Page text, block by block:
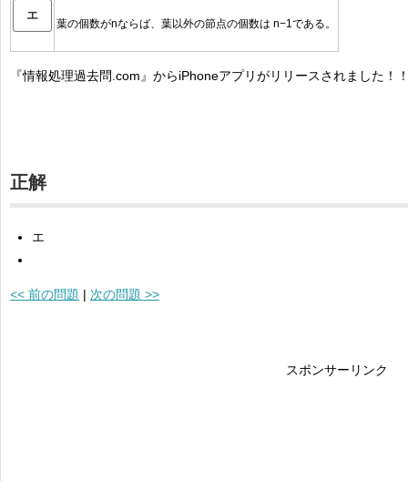
エ
葉の個数がnならば、葉以外の節点の個数は n−1である。
『情報処理過去問.com』からiPhoneアプリがリリースされました！
正解
エ
<< 前の問題 | 次の問題 >>
スポンサーリンク